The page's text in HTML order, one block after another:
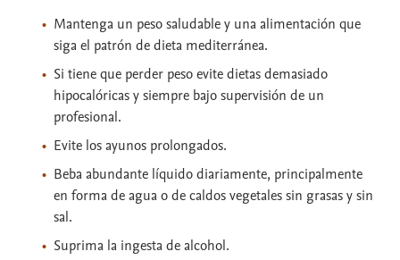
Mantenga un peso saludable y una alimentación que
siga el patrón de dieta mediterránea.
Si tiene que perder peso evite dietas demasiado
hipocalóricas y siempre bajo supervisión de un
profesional.
Evite los ayunos prolongados.
Beba abundante líquido diariamente, principalmente
en forma de agua o de caldos vegetales sin grasas y sin
sal.
Suprima la ingesta de alcohol.